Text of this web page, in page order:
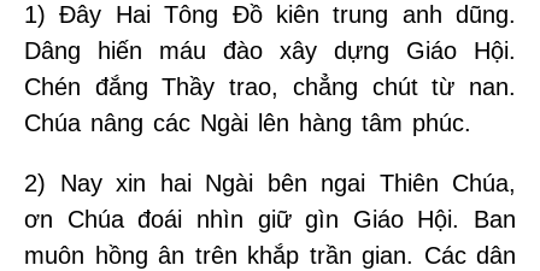
1) Đây Hai Tông Đồ kiên trung anh dũng.
Dâng hiến máu đào xây dựng Giáo Hội.
Chén đắng Thầy trao, chẳng chút từ nan.
Chúa nâng các Ngài lên hàng tâm phúc.
2) Nay xin hai Ngài bên ngai Thiên Chúa,
ơn Chúa đoái nhìn giữ gìn Giáo Hội. Ban
muôn hồng ân trên khắp trần gian. Các dân